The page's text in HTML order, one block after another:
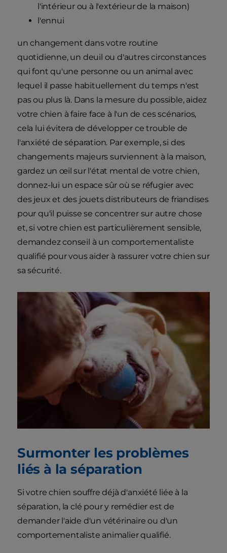
l'intérieur ou à l'extérieur de la maison)
l'ennui
un changement dans votre routine
quotidienne, un deuil ou d'autres circonstances
qui font qu'une personne ou un animal avec
lequel il passe habituellement du temps n'est
pas ou plus là. Dans la mesure du possible, aidez
votre chien à faire face à l'un de ces scénarios,
cela lui évitera de développer ce trouble de
l'anxiété de séparation. Par exemple, si des
changements majeurs surviennent à la maison,
gardez un œil sur l'état mental de votre chien,
donnez-lui un espace sûr où se réfugier avec
des jeux et des jouets distributeurs de friandises
pour qu'il puisse se concentrer sur autre chose
et, si votre chien est particulièrement sensible,
demandez conseil à un comportementaliste
qualifié pour vous aider à rassurer votre chien sur
sa sécurité.
Surmonter les problèmes
liés à la séparation
Si votre chien souffre déjà d'anxiété liée à la
séparation, la clé pour y remédier est de
demander l'aide d'un vétérinaire ou d'un
comportementaliste animalier qualifié.